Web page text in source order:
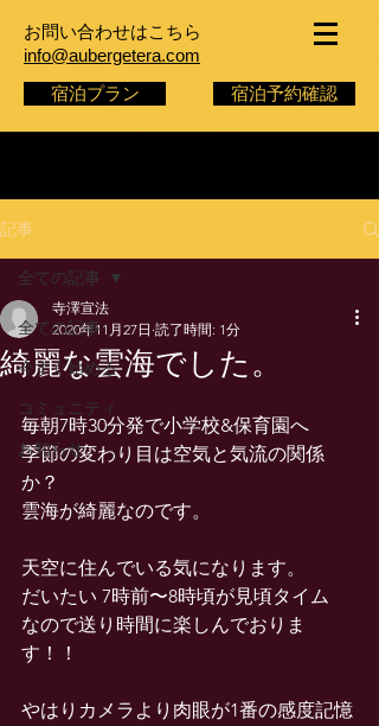
お問い合わせはこちら
info@aubergetera.com
宿泊プラン
宿泊予約確認
記事
全ての記事
今すぐ始める
コミュニティ
お知らせ
全ての記事
綺麗な雲海でした。
寺澤宣法
2020年11月27日 読了時間: 1分
毎朝7時30分発で小学校&保育園へ
季節の変わり目は空気と気流の関係
か？
雲海が綺麗なのです。
天空に住んでいる気になります。
だいたい 7時前〜8時頃が見頃タイム
なので送り時間に楽しんでおりま
す！！
やはりカメラより肉眼が1番の感度記憶